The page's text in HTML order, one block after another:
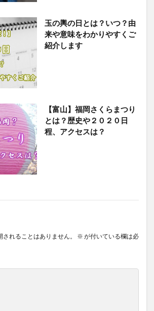
玉の輿の日とは？いつ？由
来や意味をわかりやすくご
紹介します
【富山】福岡さくらまつり
とは？歴史や２０２０日
程、アクセスは？
れることはありません。 ※ が付いている欄は必